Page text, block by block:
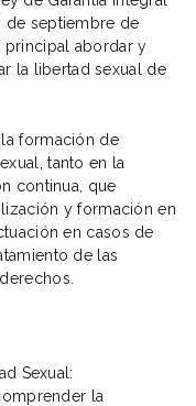
de septiembre de
principal abordar y
la libertad sexual de
formación de
tanto en la
continua, que
y formación en
en casos de
de las
Sexual:
la